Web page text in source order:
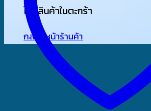
ไม่มีสินค้าในตะกร้า
กลับสู่หน้าร้านค้า